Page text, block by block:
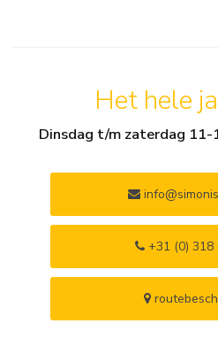
Het hele
Dinsdag t/m zaterdag 11-
+31 (0) 318